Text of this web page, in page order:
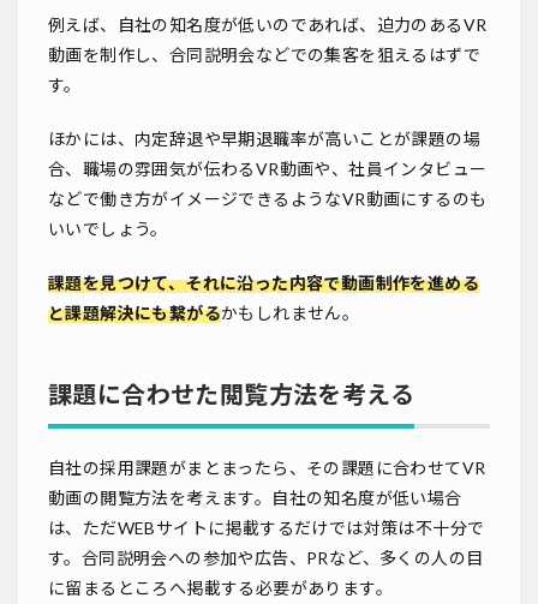
例えば、自社の知名度が低いのであれば、迫力のあるVR
動画を制作し、合同説明会などでの集客を狙えるはずで
す。
ほかには、内定辞退や早期退職率が高いことが課題の場
合、職場の雰囲気が伝わるVR動画や、社員インタビュー
などで働き方がイメージできるようなVR動画にするのも
いいでしょう。
課題を見つけて、それに沿った内容で動画制作を進める
と課題解決にも繋がるかもしれません。
課題に合わせた閲覧方法を考える
自社の採用課題がまとまったら、その課題に合わせてVR
動画の閲覧方法を考えます。自社の知名度が低い場合
は、ただWEBサイトに掲載するだけでは対策は不十分で
す。合同説明会への参加や広告、PRなど、多くの人の目
に留まるところへ掲載する必要があります。